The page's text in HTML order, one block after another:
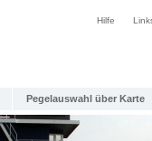
Hilfe
Pegelauswahl über Karte